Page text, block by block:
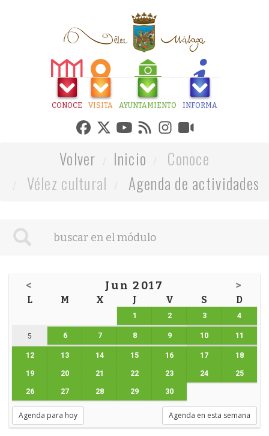
CONOCE VISITA AYUNTAMIENTO INFORMA
Volver Inicio
Conoce
Vélez cultural
Agenda de actividades
< Jun 2017 >
L M X J V S D
1 2 3 4
5 6 7 8 9 10 11
12 13 14 15 16 17 18
19 20 21 22 23 24 25
26 27 28 29 30
Agenda para hoy Agenda en esta semana